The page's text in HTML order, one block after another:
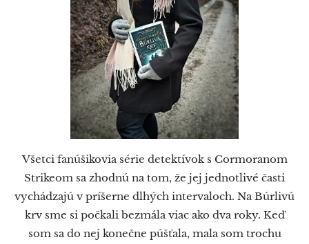
Všetci fanúšikovia série detektívok s Cormoranom
Strikeom sa zhodnú na tom, že jej jednotlivé časti
vychádzajú v príšerne dlhých intervaloch. Na Búrlivú
krv sme si počkali bezmála viac ako dva roky. Keď
som sa do nej konečne púšťala, mala som trochu